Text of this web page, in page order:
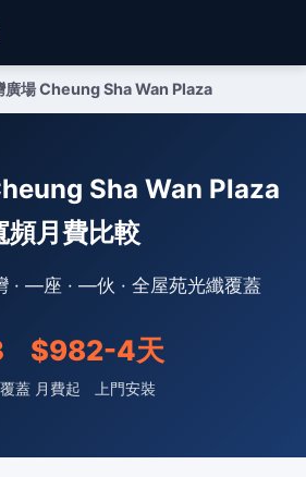
廣場 Cheung Sha Wan Plaza
Sha Wan Plaza
頻月費比較
· —座 · —伙 · 全屋苑光纖覆蓋
蓋
$98
月費起
2-4天
上門安裝